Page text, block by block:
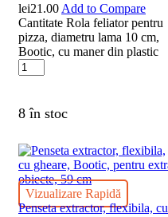
lei21.00 Add to Compare
Cantitate Rola feliator pentru
pizza, diametru lama 10 cm,
Bootic, cu maner din plastic
8 în stoc
Vizualizare Rapidă
Penseta extractor, flexibila, cu